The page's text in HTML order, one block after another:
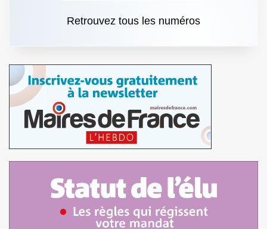
Retrouvez tous les numéros